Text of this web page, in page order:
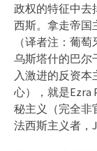
政权的特征中去
西斯。拿走帝国
（译者注：葡
乌斯塔什的巴尔
入激进的反资本
心），就是Ezra
秘主义（完全非
法西斯主义者，